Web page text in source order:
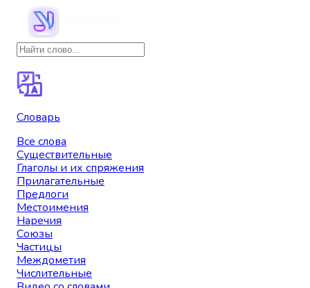
Словарь
Все слова
Существительные
Глаголы и их спряжения
Прилагательные
Предлоги
Местоимения
Наречия
Союзы
Частицы
Междометия
Числительные